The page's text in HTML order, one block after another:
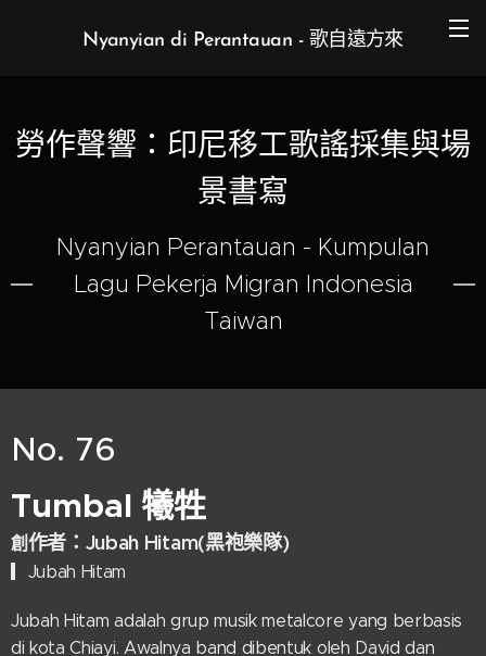
Nyanyian di Perantauan - 歌自遠方來
勞作聲響：印尼移工歌謠採集與場
景書寫
Nyanyian Perantauan - Kumpulan
Lagu Pekerja Migran Indonesia
Taiwan
No. 76
Tumbal 犧牲
創作者：Jubah Hitam(黑袍樂隊)
▎Jubah Hitam
Jubah Hitam adalah grup musik metalcore yang berbasis
di kota Chiayi. Awalnya band dibentuk oleh David dan